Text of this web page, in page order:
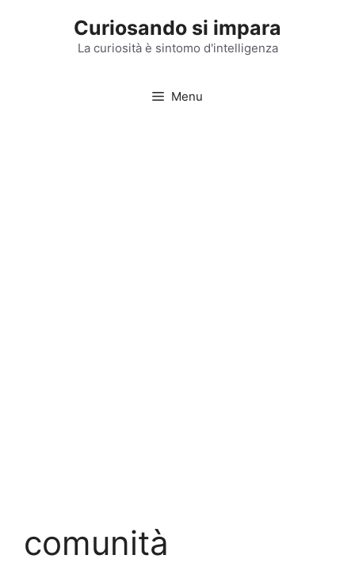
Curiosando si impara
La curiosità è sintomo d'intelligenza
Menu
comunità